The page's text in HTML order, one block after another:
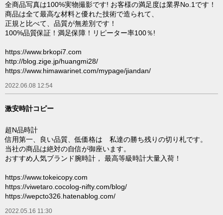
全商品写真は100%実物撮影です! お客様の満足度は業界No.1です！
商品は全て最高な材料と優れた技術で造られて、
正規と比べて、品質が無差別です！
100%品質保証！満足保障！リピーター率100％!
https://www.brkopi7.com
http://blog.zige.jp/huangmi28/
https://www.himawarinet.com/mypage/jiandan/
2022.06.08 12:54
激安時計コピー
超N品時計
信用第一、良い品質、低価格は 私達の勝ち残りの切り札です。
当社の商品は絶対の自信が御座います。
おすすめ人気ブランド腕時計， 最高等級時計大量入荷！
https://www.tokeicopy.com
https://viwetaro.cocolog-nifty.com/blog/
https://wepcto326.hatenablog.com/
2022.05.16 11:30